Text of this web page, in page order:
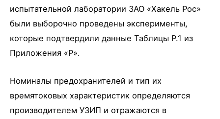
испытательной лаборатории ЗАО «Хакель Рос»
были выборочно проведены эксперименты,
которые подтвердили данные Таблицы P.1 из
Приложения «Р».
Номиналы предохранителей и тип их
времятоковых характеристик определяются
производителем УЗИП и отражаются в